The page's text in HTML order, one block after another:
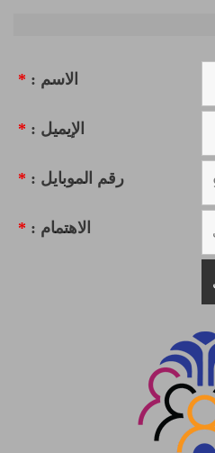
الاسم : *
الإيميل : *
رقم الموبايل : *
الاهتمام : *